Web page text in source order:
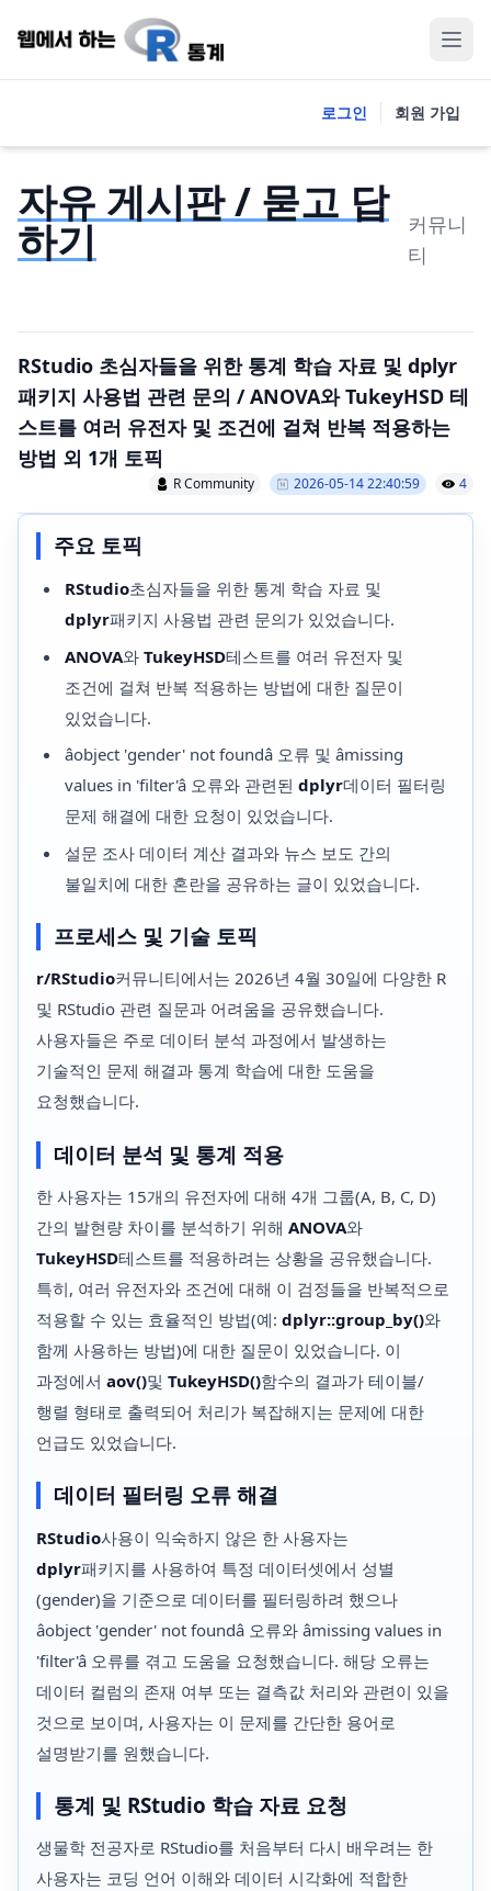
로그인 회원 가입
자유 게시판 / 묻고 답
하기
커뮤니
티
RStudio 초심자들을 위한 통계 학습 자료 및 dplyr
패키지 사용법 관련 문의 / ANOVA와 TukeyHSD 테
스트를 여러 유전자 및 조건에 걸쳐 반복 적용하는
방법 외 1개 토픽
R Community 2026-05-14 22:40:59 4
주요 토픽
RStudio초심자들을 위한 통계 학습 자료 및
dplyr패키지 사용법 관련 문의가 있었습니다.
ANOVA와 TukeyHSD테스트를 여러 유전자 및
조건에 걸쳐 반복 적용하는 방법에 대한 질문이
있었습니다.
âobject 'gender' not foundâ 오류 및 âmissing
values in 'filter'â 오류와 관련된 dplyr데이터 필터링
문제 해결에 대한 요청이 있었습니다.
설문 조사 데이터 계산 결과와 뉴스 보도 간의
불일치에 대한 혼란을 공유하는 글이 있었습니다.
프로세스 및 기술 토픽
r/RStudio커뮤니티에서는 2026년 4월 30일에 다양한 R
및 RStudio 관련 질문과 어려움을 공유했습니다.
사용자들은 주로 데이터 분석 과정에서 발생하는
기술적인 문제 해결과 통계 학습에 대한 도움을
요청했습니다.
데이터 분석 및 통계 적용
한 사용자는 15개의 유전자에 대해 4개 그룹(A, B, C, D)
간의 발현량 차이를 분석하기 위해 ANOVA와
TukeyHSD테스트를 적용하려는 상황을 공유했습니다.
특히, 여러 유전자와 조건에 대해 이 검정들을 반복적으로
적용할 수 있는 효율적인 방법(예: dplyr::group_by()와
함께 사용하는 방법)에 대한 질문이 있었습니다. 이
과정에서 aov()및 TukeyHSD()함수의 결과가 테이블/
행렬 형태로 출력되어 처리가 복잡해지는 문제에 대한
언급도 있었습니다.
데이터 필터링 오류 해결
RStudio사용이 익숙하지 않은 한 사용자는
dplyr패키지를 사용하여 특정 데이터셋에서 성별
(gender)을 기준으로 데이터를 필터링하려 했으나
âobject 'gender' not foundâ 오류와 âmissing values in
'filter'â 오류를 겪고 도움을 요청했습니다. 해당 오류는
데이터 컬럼의 존재 여부 또는 결측값 처리와 관련이 있을
것으로 보이며, 사용자는 이 문제를 간단한 용어로
설명받기를 원했습니다.
통계 및 RStudio 학습 자료 요청
생물학 전공자로 RStudio를 처음부터 다시 배우려는 한
사용자는 코딩 언어 이해와 데이터 시각화에 적합한